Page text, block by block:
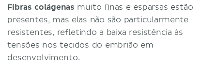
Fibras colágenas muito finas e esparsas estão
presentes, mas elas não são particularmente
resistentes, refletindo a baixa resistência às
tensões nos tecidos do embrião em
desenvolvimento.